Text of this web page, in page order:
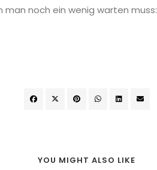
man noch ein wenig warten muss:
YOU MIGHT ALSO LIKE